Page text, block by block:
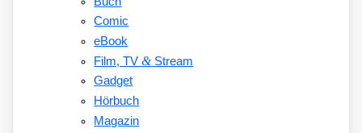
Comic
eBook
Film, TV&Stream
Gadget
Hörbuch
Magazin